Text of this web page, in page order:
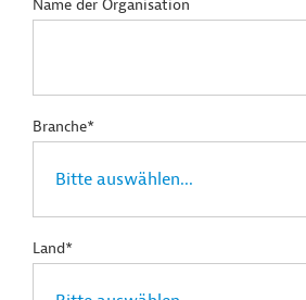
Name der Organisation
Branche*
Land*